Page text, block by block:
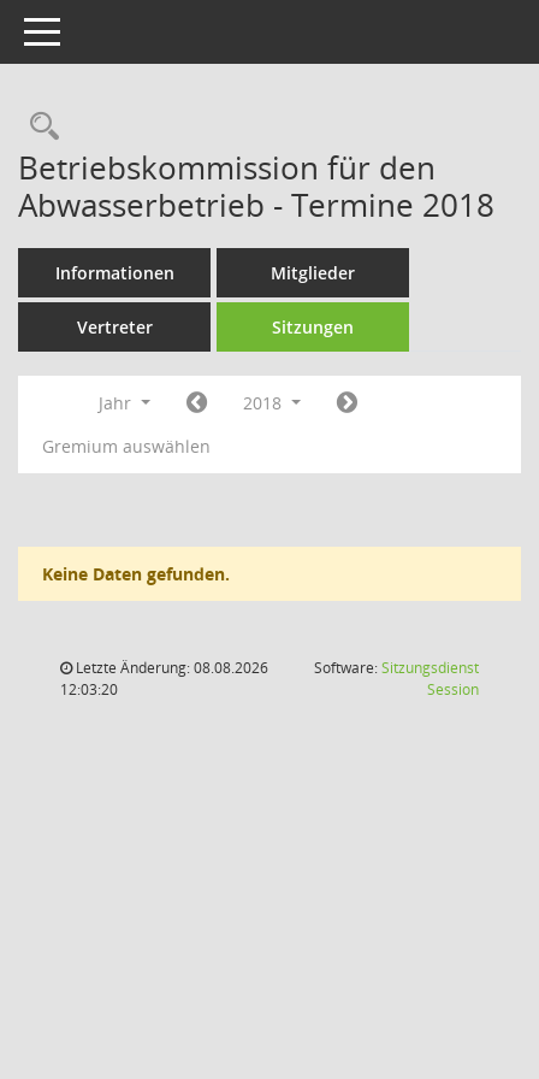
Toggle navigation
Rechercheauswahl
Betriebskommission für den
Abwasserbetrieb - Termine 2018
Informationen Mitglieder
Vertreter Sitzungen
Jahr
2018
Gremium auswählen
Keine Daten gefunden.
Letzte Änderung: 08.08.2026
12:03:20
Software:Sitzungsdienst
Session(Wird in